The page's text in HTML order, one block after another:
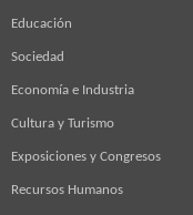
Educación
Sociedad
Economía e Industria
Cultura y Turismo
Exposiciones y Congresos
Recursos Humanos